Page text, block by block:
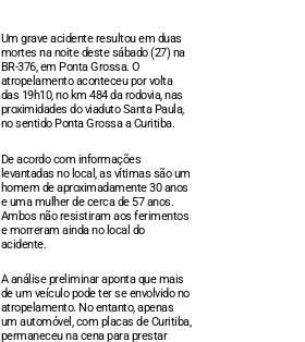
Um grave acidente resultou em duas
mortes na noite deste sábado (27) na
BR-376, em Ponta Grossa. O
atropelamento aconteceu por volta
das 19h10, no km 484 da rodovia, nas
proximidades do viaduto Santa Paula,
no sentido Ponta Grossa a Curitiba.
De acordo com informações
levantadas no local, as vítimas são um
homem de aproximadamente 30 anos
e uma mulher de cerca de 57 anos.
Ambos não resistiram aos ferimentos
e morreram ainda no local do
acidente.
A análise preliminar aponta que mais
de um veículo pode ter se envolvido no
atropelamento. No entanto, apenas
um automóvel, com placas de Curitiba,
permaneceu na cena para prestar